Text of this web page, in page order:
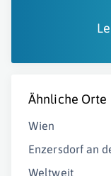
Ähnliche Orte
Wien
Enzersdorf an
Weltweit